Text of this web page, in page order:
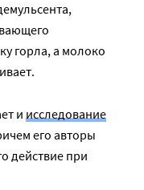
горла, а молоко
и исследование
его авторы
действие при